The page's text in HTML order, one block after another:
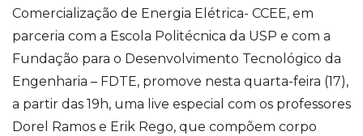
Comercialização de Energia Elétrica- CCEE, em
parceria com a Escola Politécnica da USP e com a
Fundação para o Desenvolvimento Tecnológico da
Engenharia – FDTE, promove nesta quarta-feira (17),
a partir das 19h, uma live especial com os professores
Dorel Ramos e Erik Rego, que compõem corpo